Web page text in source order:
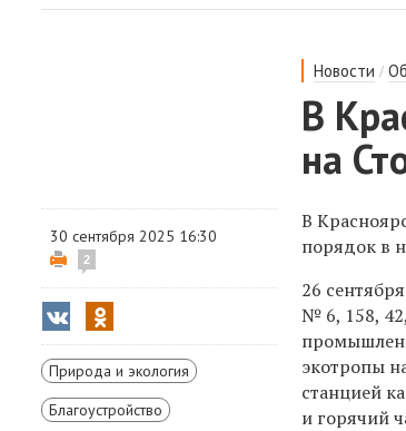
Новости /
В
на
30 сентября 2025 16:30
2
Природа и экология
Благоустройство
В
порядок в
26
№ 6, 158,
экотропы
станцией
и горячий